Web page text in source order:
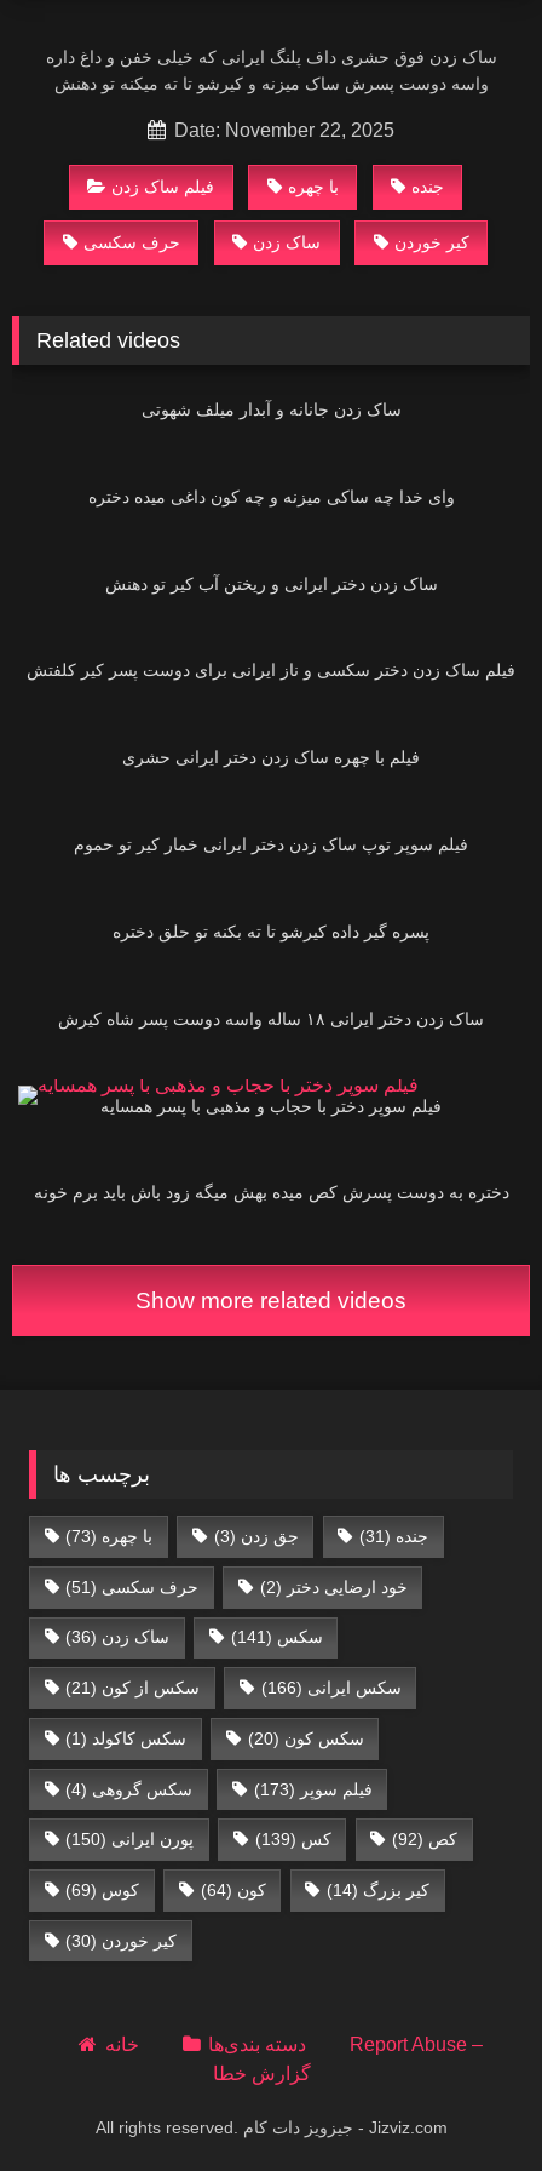
ساک زدن فوق حشری داف پلنگ ایرانی‌ که خیلی‌ خفن و داغ داره
واسه دوست پسرش ساک میزنه و کیرشو تا ته میکنه تو دهنش
Date: November 22, 2025
فیلم ساک زدن با چهره جنده
حرف سکسی‌ ساک زدن کیر خوردن
Related videos
ساک زدن جانانه و آبدار میلف شهوتی
وای خدا چه ساکی میزنه و چه کون داغی میده دختره
ساک زدن دختر ایرانی‌ و ریختن آب کیر تو دهنش
فیلم ساک زدن دختر سکسی‌ و ناز ایرانی‌ برای دوست پسر کیر کلفتش
فیلم با چهره ساک زدن دختر ایرانی‌ حشری
فیلم سوپر توپ ساک زدن دختر ایرانی‌ خمار کیر تو حموم
پسره گیر داده کیرشو تا ته بکنه تو حلق دختره
ساک زدن دختر ایرانی‌ ۱۸ ساله واسه دوست پسر شاه کیرش
فیلم سوپر دختر با حجاب و مذهبی‌ با پسر همسایه
دختره به دوست پسرش کص میده بهش میگه زود باش باید برم خونه
Show more related videos
برچسب ها
با چهره (73) جق زدن (3) جنده (31)
حرف سکسی‌ (51) خود ارضایی دختر (2)
ساک زدن (36) سکس (141)
سکس از کون (21) سکس ایرانی (166)
سکس کاکولد (1) سکس کون (20)
سکس گروهی (4) فیلم سوپر (173)
پورن ایرانی (150) کس (139) کص (92)
کوس (69) کون (64) کیر بزرگ (14)
کیر خوردن (30)
خانه دسته بندی‌ها
Report Abuse –
گزارش خطا
All rights reserved. جیزویز دات کام - Jizviz.com